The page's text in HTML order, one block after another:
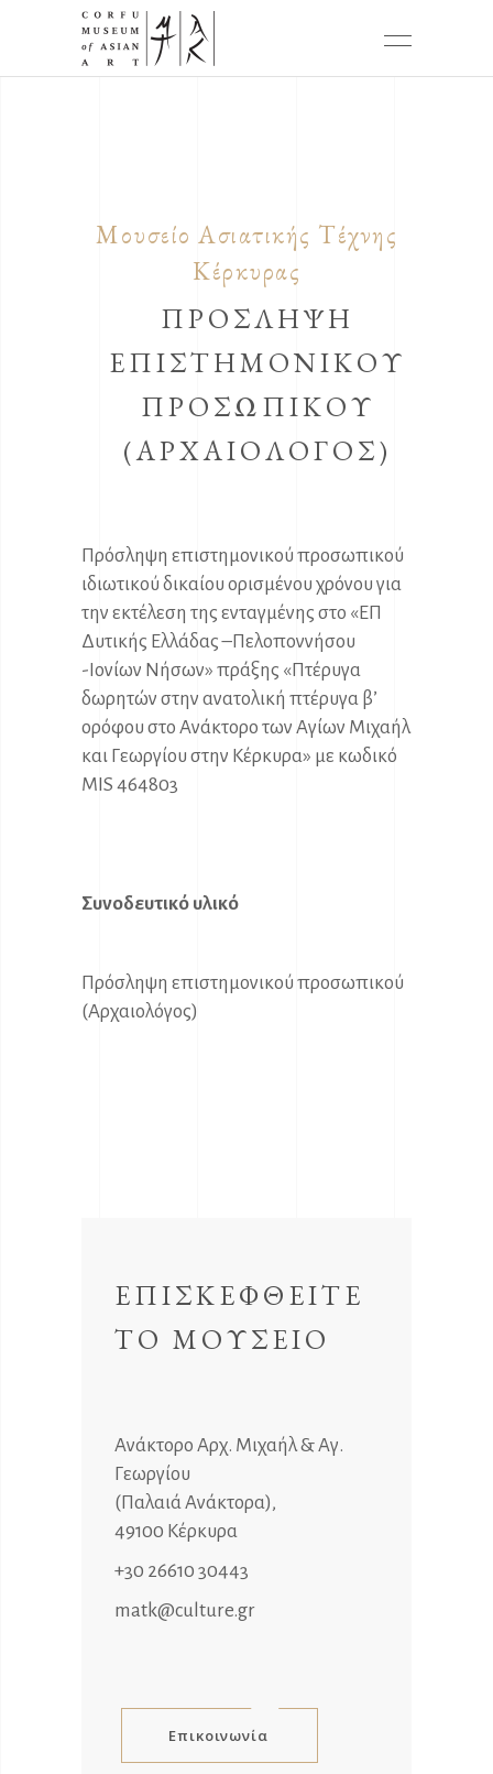
Μουσείο Ασιατικής Τέχνης
Κέρκυρας
ΠΡΟΣΛΗΨΗ
ΕΠΙΣΤΗΜΟΝΙΚΟΥ
ΠΡΟΣΩΠΙΚΟΥ
(ΑΡΧΑΙΟΛΟΓΟΣ)
Πρόσληψη επιστημονικού προσωπικού
ιδιωτικού δικαίου ορισμένου χρόνου για
την εκτέλεση της ενταγμένης στο «ΕΠ
Δυτικής Ελλάδας –Πελοποννήσου
-Ιονίων Νήσων» πράξης «Πτέρυγα
δωρητών στην ανατολική πτέρυγα β’
ορόφου στο Ανάκτορο των Αγίων Μιχαήλ
και Γεωργίου στην Κέρκυρα» με κωδικό
MIS 464803
Συνοδευτικό υλικό
Πρόσληψη επιστημονικού προσωπικού
(Αρχαιολόγος)
ΕΠΙΣΚΕΦΘΕΙΤΕ
ΤΟ ΜΟΥΣΕΙΟ
Ανάκτορο Αρχ. Μιχαήλ & Αγ.
Γεωργίου
(Παλαιά Ανάκτορα),
49100 Κέρκυρα
+30 26610 30443
matk@culture.gr
Επικοινωνία